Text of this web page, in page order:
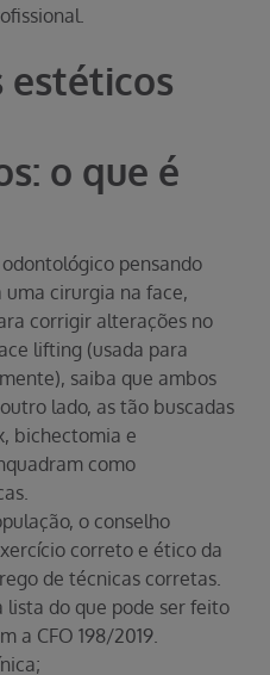
o que é
pensando
cirurgia na face,
corrigir alterações no
lifting (usada para
saiba que ambos
lado, as tão buscadas
bichectomia e
como
o conselho
correto e ético da
de técnicas corretas.
lista do que pode ser feito
a CFO 198/2019.